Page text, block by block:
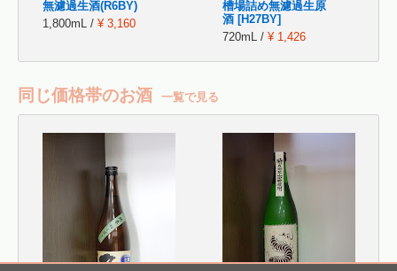
無濾過生酒(R6BY)
1,800mL / ¥ 3,160
槽場詰め無濾過生原
酒 [H27BY]
720mL / ¥ 1,426
同じ価格帯のお酒 一覧で見る